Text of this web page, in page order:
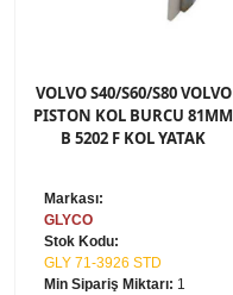
VOLVO S40/S60/S80 VOLVO
PISTON KOL BURCU 81MM
B 5202 F KOL YATAK
Markası:
GLYCO
Stok Kodu:
GLY 71-3926 STD
Min Sipariş Miktarı: 1